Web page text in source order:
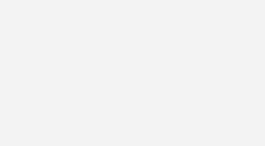
– lassen sich laut Rackel
und die Effizienz deutlich verbessern.
oft wenige, nicht invasiv nachrüstbare
Messpunkte genügten in vielen Fällen, um
Anlagenbetriebs zu erhalten. Auf diese
bis zu 20 Prozent Energie einzusparen.